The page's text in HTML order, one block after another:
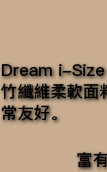
Dream i-Size
竹纖維柔軟面
常友好。
富